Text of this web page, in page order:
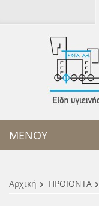
[
ΜΕΝΟΥ
Αρχική ΠΡΟΪΟΝΤΑ